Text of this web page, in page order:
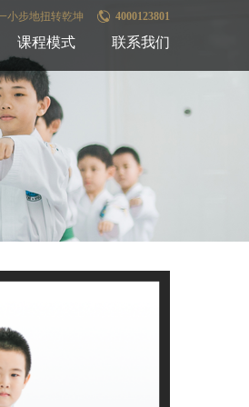
小步地扭转乾坤 4000123801
课程模式 联系我们